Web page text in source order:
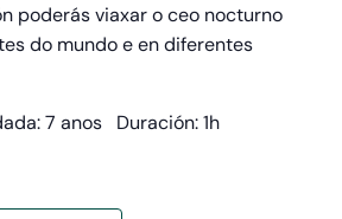
poderás viaxar o ceo nocturno
do mundo e en diferentes
7 anos Duración: 1h